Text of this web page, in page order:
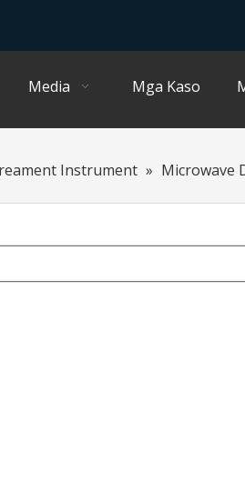
Media Mga Kaso
Instrument » Microwave